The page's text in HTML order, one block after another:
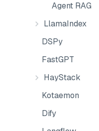
Agent RAG
LlamaIndex
DSPy
FastGPT
HayStack
Kotaemon
Dify